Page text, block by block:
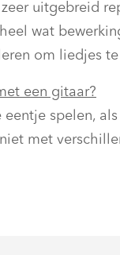
uitgebreid
wat
om liedjes
een gitaar?
spelen,
met